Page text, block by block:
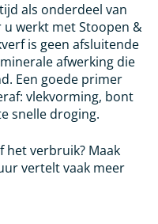
als onderdeel van
u werkt met Stoopen &
is geen afsluitende
afwerking die
Een goede primer
vlekvorming, bont
snelle droging.
verbruik? Maak
vertelt vaak meer